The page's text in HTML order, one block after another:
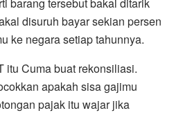
disuruh bayar sekian persen
ke negara setiap tahunnya.
itu Cuma buat rekonsiliasi.
apakah sisa gajimu
pajak itu wajar jika